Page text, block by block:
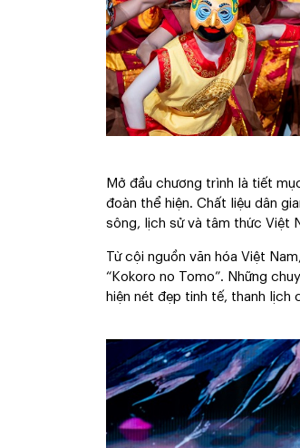
Mở đầu chương trình là tiết
đoàn thể hiện. Chất liệu dân
sông, lịch sử và tâm thức Việt
Từ cội nguồn văn hóa Việt
“Kokoro no Tomo”. Những
hiện nét đẹp tinh tế, thanh lịch